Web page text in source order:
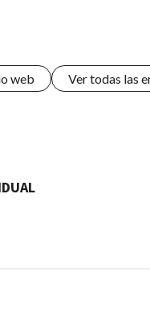
web Ver todas las